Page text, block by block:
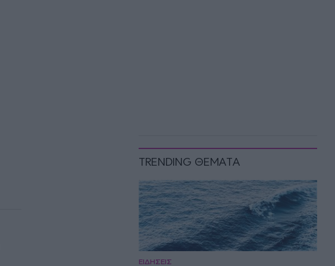
TRENDING ΘΕΜΑΤΑ
ΕΙΔΗΣΕΙΣ